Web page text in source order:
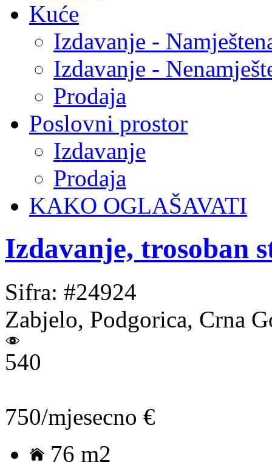
Kuće
Izdavanje -
Izdavanje -
Prodaja
Poslovni prostor
Izdavanje
Prodaja
KAKO OGLAŠAVATI
Izdavanje, trosoban
Sifra: #24924
Zabjelo, Podgorica, Crna
540
750/mjesecno €
76 m2